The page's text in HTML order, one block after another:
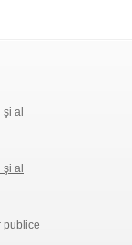
al
al
publice